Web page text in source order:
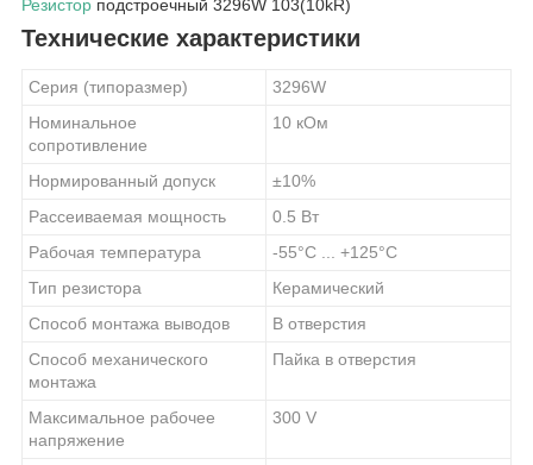
Резистор подстроечный 3296W 103(10kR)
Технические характеристики
Серия (типоразмер)
3296W
Номинальное
сопротивление
10 кОм
Нормированный допуск
±10%
Рассеиваемая мощность
0.5 Вт
Рабочая температура
-55°C ... +125°C
Тип резистора
Керамический
Способ монтажа выводов
В отверстия
Способ механического
монтажа
Пайка в отверстия
Максимальное рабочее
напряжение
300 V